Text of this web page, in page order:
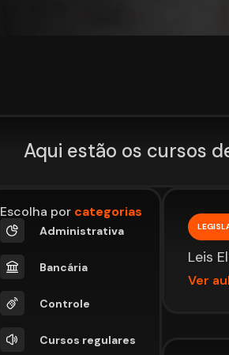
Aqui estão os cursos
Escolha por categorias
Administrativa
Bancária
Controle
Cursos regulares
Leis
Ver